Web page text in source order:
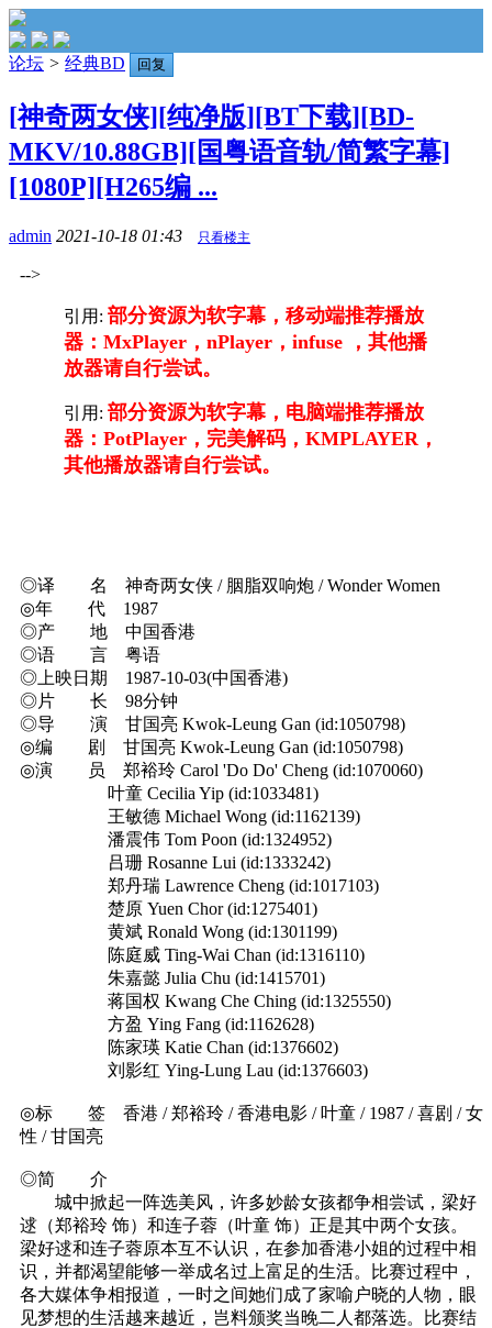
论坛 > 经典BD 回复
[神奇两女侠][纯净版][BT下载][BD-
MKV/10.88GB][国粤语音轨/简繁字幕]
[1080P][H265编 ...
admin 2021-10-18 01:43 只看楼主
-->
引用: 部分资源为软字幕，移动端推荐播放
器：MxPlayer，nPlayer，infuse ，其他播
放器请自行尝试。
引用: 部分资源为软字幕，电脑端推荐播放
器：PotPlayer，完美解码，KMPLAYER，
其他播放器请自行尝试。
◎译 名 神奇两女侠 / 胭脂双响炮 / Wonder Women
◎年 代 1987
◎产 地 中国香港
◎语 言 粤语
◎上映日期 1987-10-03(中国香港)
◎片 长 98分钟
◎导 演 甘国亮 Kwok-Leung Gan (id:1050798)
◎编 剧 甘国亮 Kwok-Leung Gan (id:1050798)
◎演 员 郑裕玲 Carol 'Do Do' Cheng (id:1070060)
叶童 Cecilia Yip (id:1033481)
王敏德 Michael Wong (id:1162139)
潘震伟 Tom Poon (id:1324952)
吕珊 Rosanne Lui (id:1333242)
郑丹瑞 Lawrence Cheng (id:1017103)
楚原 Yuen Chor (id:1275401)
黄斌 Ronald Wong (id:1301199)
陈庭威 Ting-Wai Chan (id:1316110)
朱嘉懿 Julia Chu (id:1415701)
蒋国权 Kwang Che Ching (id:1325550)
方盈 Ying Fang (id:1162628)
陈家瑛 Katie Chan (id:1376602)
刘影红 Ying-Lung Lau (id:1376603)
◎标 签 香港 / 郑裕玲 / 香港电影 / 叶童 / 1987 / 喜剧 / 女
性 / 甘国亮
◎简 介
城中掀起一阵选美风，许多妙龄女孩都争相尝试，梁好
逑（郑裕玲 饰）和连子蓉（叶童 饰）正是其中两个女孩。
梁好逑和连子蓉原本互不认识，在参加香港小姐的过程中相
识，并都渴望能够一举成名过上富足的生活。比赛过程中，
各大媒体争相报道，一时之间她们成了家喻户晓的人物，眼
见梦想的生活越来越近，岂料颁奖当晚二人都落选。比赛结